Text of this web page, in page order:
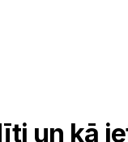
un kā